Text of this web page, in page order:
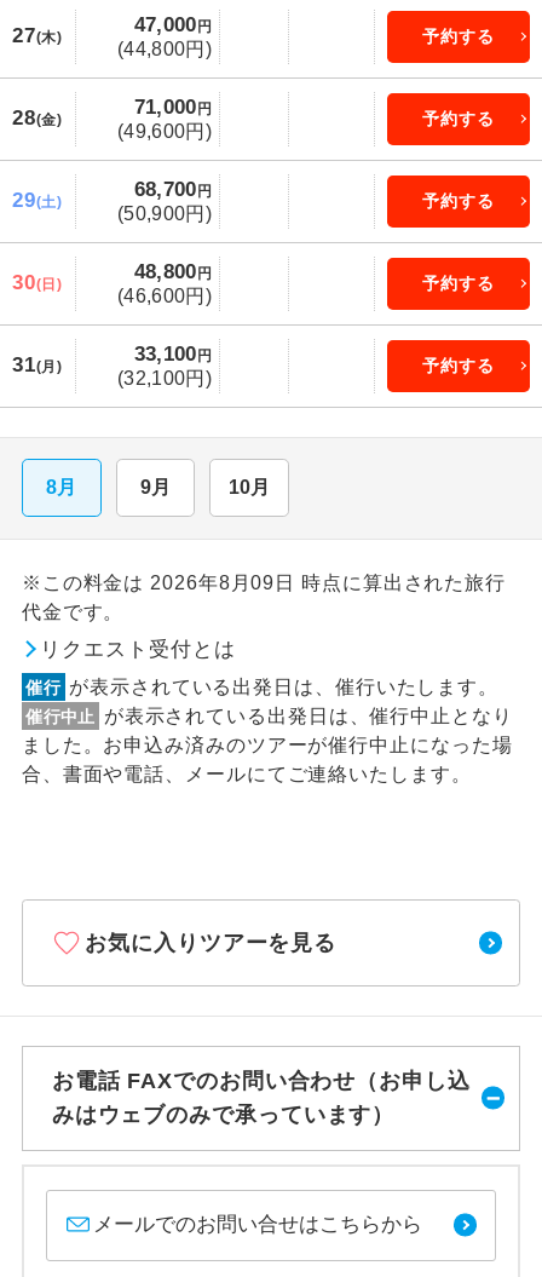
27(木)
47,000円
(44,800円)
予約する
28(金)
71,000円
(49,600円)
予約する
29(土)
68,700円
(50,900円)
予約する
30(日)
48,800円
(46,600円)
予約する
31(月)
33,100円
(32,100円)
予約する
8月 9月 10月
※この料金は 2026年8月09日 時点に算出された旅行
代金です。
リクエスト受付とは
催行 が表示されている出発日は、催行いたします。
催行中止
が表示されている出発日は、催行中止となり
ました。お申込み済みのツアーが催行中止になった場
合、書面や電話、メールにてご連絡いたします。
お気に入りツアーを見る
お電話 FAXでのお問い合わせ（お申し込
みはウェブのみで承っています）
メールでのお問い合せはこちらから